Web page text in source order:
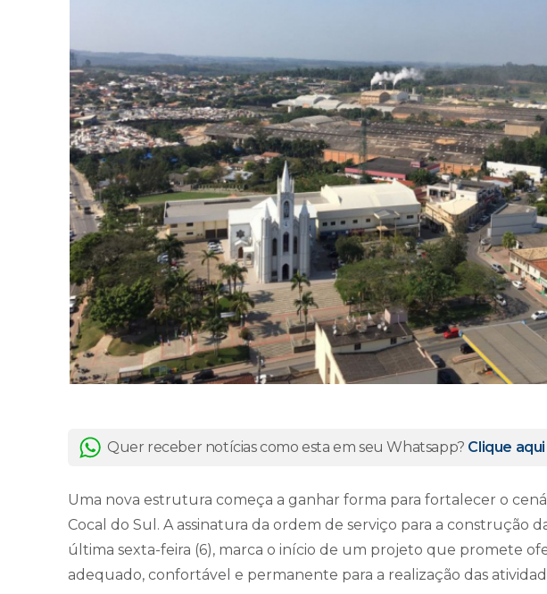
Quer receber notícias como esta em seu Whatsapp? Clique
Uma nova estrutura começa a ganhar forma para fortalecer o
Cocal do Sul. A assinatura da ordem de serviço para a construção
última sexta-feira (6), marca o início de um projeto que promete
adequado, confortável e permanente para a realização das